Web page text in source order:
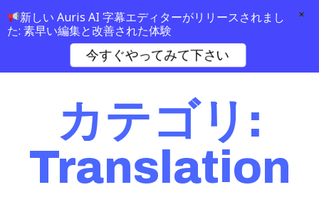
カテゴリ:
Translation
新しい Auris AI 字幕エディターがリリースされまし
た: 素早い編集と改善された体験
今すぐやってみて下さい
×